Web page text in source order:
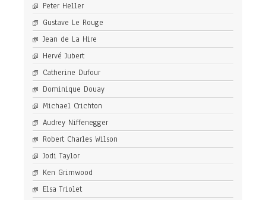
Peter Heller
Gustave Le Rouge
Jean de La Hire
Hervé Jubert
Catherine Dufour
Dominique Douay
Michael Crichton
Audrey Niffenegger
Robert Charles Wilson
Jodi Taylor
Ken Grimwood
Elsa Triolet